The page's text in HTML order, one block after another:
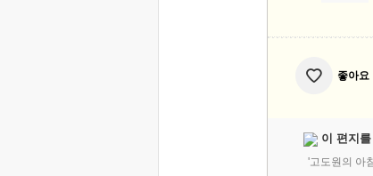
좋아요
이 편지
'고도원의 아